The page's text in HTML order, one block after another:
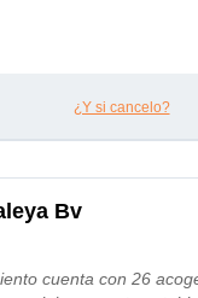
¿Y si cancelo?
Bv
cuenta con 26